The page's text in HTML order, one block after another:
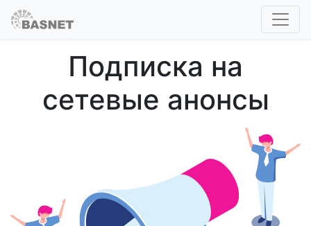
Подписка на
сетевые анонсы